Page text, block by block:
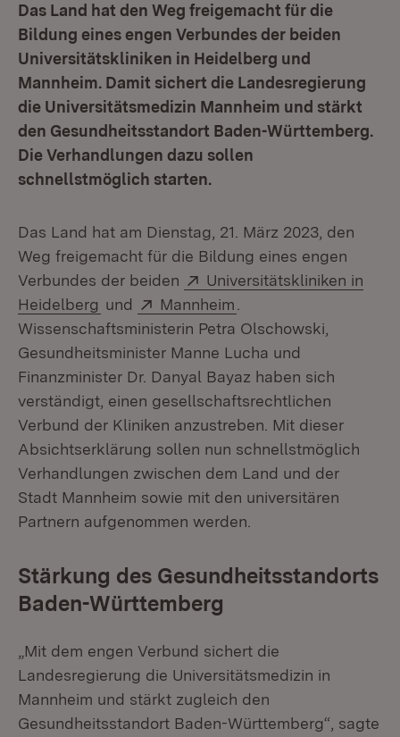
Das Land hat den Weg freigemacht für die
Bildung eines engen Verbundes der beiden
Universitätskliniken in Heidelberg und
Mannheim. Damit sichert die Landesregierung
die Universitätsmedizin Mannheim und stärkt
den Gesundheitsstandort Baden-Württemberg.
Die Verhandlungen dazu sollen
schnellstmöglich starten.
Das Land hat am Dienstag, 21. März 2023, den
Weg freigemacht für die Bildung eines engen
Verbundes der beiden
Extern:
Universitätskliniken in
Heidelberg (Öffnet in neuem Fenster)
und Extern:
Mannheim
Wissenschaftsministerin Petra Olschowski,
Gesundheitsminister Manne Lucha und
Finanzminister Dr. Danyal Bayaz haben sich
verständigt, einen gesellschaftsrechtlichen
Verbund der Kliniken anzustreben. Mit dieser
Absichtserklärung sollen nun schnellstmöglich
Verhandlungen zwischen dem Land und der
Stadt Mannheim sowie mit den universitären
Partnern aufgenommen werden.
Stärkung des Gesundheitsstandorts
Baden-Württemberg
„Mit dem engen Verbund sichert die
Landesregierung die Universitätsmedizin in
Mannheim und stärkt zugleich den
Gesundheitsstandort Baden-Württemberg“, sagte